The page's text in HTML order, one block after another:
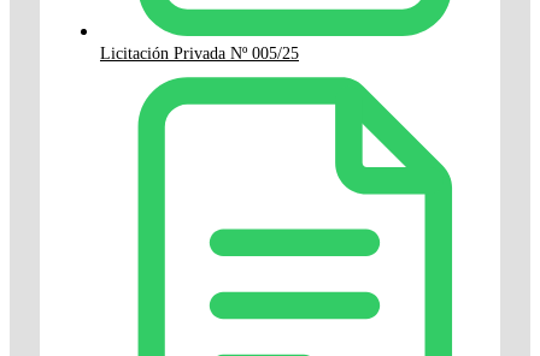
Licitación Privada Nº 005/25